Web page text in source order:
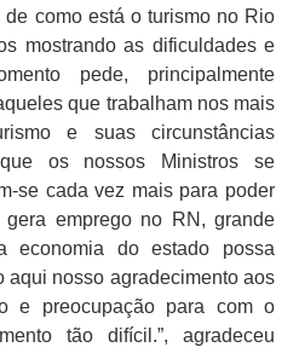
como está o turismo no Rio
mostrando as dificuldades e
pede, principalmente
que trabalham nos mais
e suas circunstâncias
os nossos Ministros se
se cada vez mais para poder
emprego no RN, grande
economia do estado possa
aqui nosso agradecimento aos
e preocupação para com o
tão difícil.”, agradeceu